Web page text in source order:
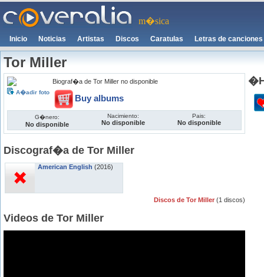
m�sica
Inicio Noticias Artistas Discos Caratulas Letras de canciones
Tor Miller
A�adir foto
Biograf�a de Tor Miller no disponible
Buy albums
G�nero:
No disponible
Nacimiento:
No disponible
Pais:
No disponible
Discograf�a de Tor Miller
American English (2016)
Discos de Tor Miller (1 discos)
Videos de Tor Miller